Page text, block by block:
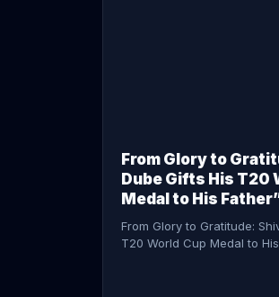
From Glory to
Dube Gifts His T20
Medal to His
From Glory to Gratitude:
T20 World Cup Medal to His